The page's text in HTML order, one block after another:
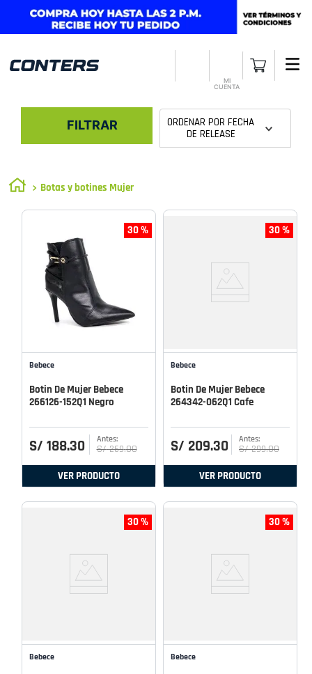
MI
CUENTA
FILTRAR ORDENAR POR FECHA
DE RELEASE
Botas y botines Mujer
30 %
Bebece
Botin De Mujer Bebece
266126-152Q1 Negro
S/ 188.30 S/ 269.00
VER PRODUCTO
30 %
Bebece
Botin De Mujer Bebece
264342-062Q1 Cafe
S/ 209.30 S/ 299.00
VER PRODUCTO
30 %
Bebece
30 %
Bebece